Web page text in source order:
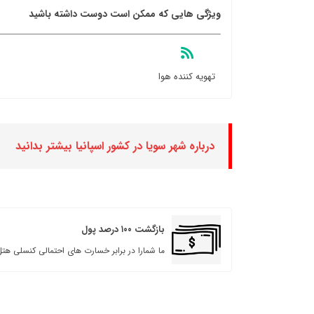
ویژگی هایی که ممکن است دوست داشته باشید
تهویه کننده هوا
درباره شهر سویا در کشور اسپانیا بیشتر بدانید
بازگشت ۱۰۰ درصد پول
ما شمارا در برابر خسارت های احتمالی کنسلی